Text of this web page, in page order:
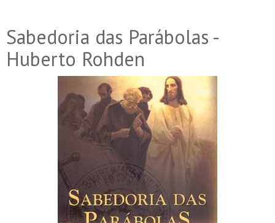
Sabedoria das Parábolas -
Huberto Rohden